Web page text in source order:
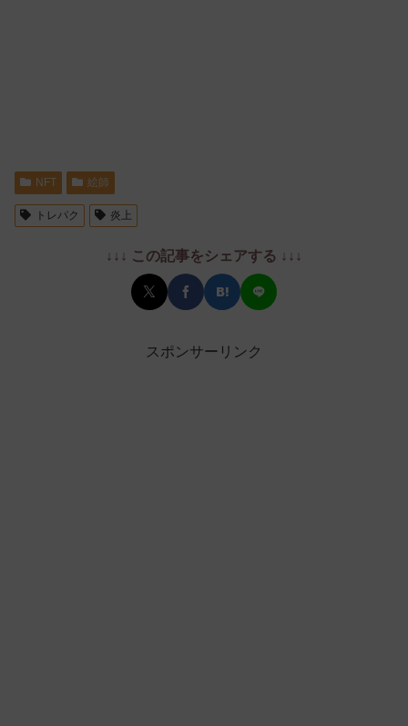
NFT 絵師
トレパク 炎上
↓↓↓ この記事をシェアする ↓↓↓
スポンサーリンク